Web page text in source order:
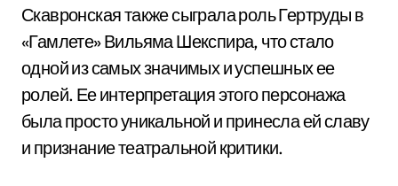
Скавронская также сыграла роль Гертруды в
«Гамлете» Вильяма Шекспира, что стало
одной из самых значимых и успешных ее
ролей. Ее интерпретация этого персонажа
была просто уникальной и принесла ей славу
и признание театральной критики.